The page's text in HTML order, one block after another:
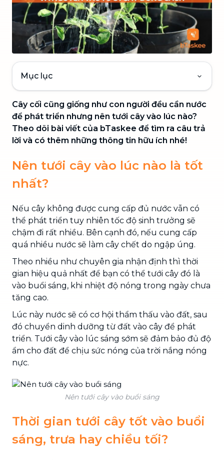
Mục lục
Cây cối cũng giống như con người đều cần nước
để phát triển nhưng nên tưới cây vào lúc nào?
Theo dõi bài viết của bTaskee để tìm ra câu trả
lời và có thêm những thông tin hữu ích nhé!
Nên tưới cây vào lúc nào là tốt
nhất?
Nếu cây không được cung cấp đủ nước vẫn có
thể phát triển tuy nhiên tốc độ sinh trưởng sẽ
chậm đi rất nhiều. Bên cạnh đó, nếu cung cấp
quá nhiều nước sẽ làm cây chết do ngập úng.
Theo nhiều như chuyên gia nhận định thì thời
gian hiệu quả nhất để bạn có thể tưới cây đó là
vào buổi sáng, khi nhiệt độ nóng trong ngày chưa
tăng cao.
Lúc này nước sẽ có cơ hội thẩm thấu vào đất, sau
đó chuyển dinh dưỡng từ đất vào cây để phát
triển. Tưới cây vào lúc sáng sớm sẽ đảm bảo đủ độ
ẩm cho đất để chịu sức nóng của trời nắng nóng
nực.
Nên tưới cây vào buổi sáng
Thời gian tưới cây tốt vào buổi
sáng, trưa hay chiều tối?